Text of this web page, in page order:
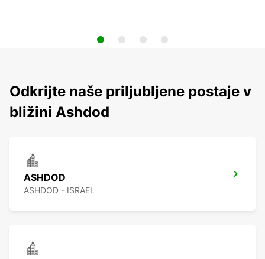
Odkrijte naše priljubljene postaje v
bližini Ashdod
ASHDOD
ASHDOD - ISRAEL